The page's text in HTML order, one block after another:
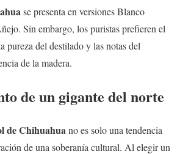
se presenta en versiones Blanco
Sin embargo, los puristas prefieren el
pureza del destilado y las notas del
de la madera.
de un gigante del norte
de Chihuahua no es solo una tendencia
de una soberanía cultural. Al elegir un